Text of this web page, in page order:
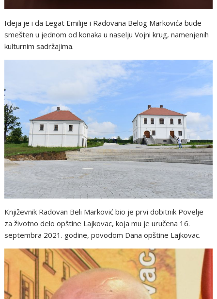
Ideja je i da Legat Emilije i Radovana Belog Markovića bude
smešten u jednom od konaka u naselju Vojni krug, namenjenih
kulturnim sadržajima.
Književnik Radovan Beli Marković bio je prvi dobitnik Povelje
za životno delo opštine Lajkovac, koja mu je uručena 16.
septembra 2021. godine, povodom Dana opštine Lajkovac.